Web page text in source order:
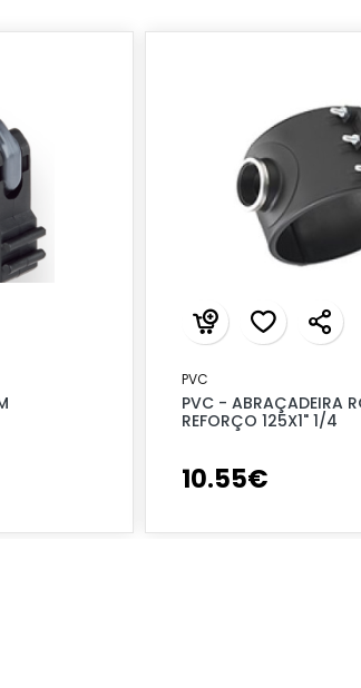
PVC
PVC - ABRAÇADEIRA
REFORÇO 125X1" 1/4
10.55€